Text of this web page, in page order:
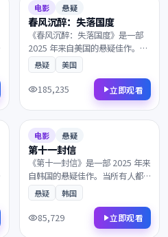
8.1
电影 悬疑
春风沉醉：失落国度
《春风沉醉：失落国度》是一部
2025 年来自美国的悬疑佳作。一
段被尘封多年的往事，主角踏上
一段关于救赎与重生的旅程。值
得在大银幕上反复品味的诚意之
作，影迷不容错过。
悬疑 美国
185,235 立即观看
8.8
电影 悬疑
第十一封信
《第十一封信》是一部 2025 年来
自韩国的悬疑佳作。当所有人都
以为故事已经结束，层层迷雾最
终通向意想不到的结局。叙事节
奏张弛有度，演员表演收放自
如，影迷不容错过。
悬疑 韩国
85,729 立即观看